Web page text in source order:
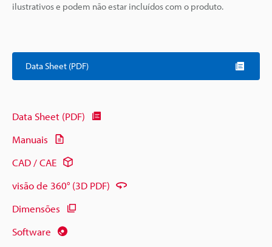
ilustrativos e podem não estar incluídos com o produto.
Data Sheet (PDF)
Data Sheet (PDF)
Manuais
CAD / CAE
visão de 360° (3D PDF)
Dimensões
Software